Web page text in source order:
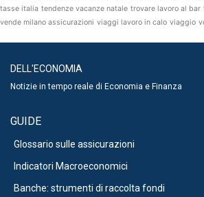
tasse italia tendenze vacanze natale trovare lavoro al bar
vende milano assicurazioni viaggi lavoro in calo viaggio
DELL'ECONOMIA
Notizie in tempo reale di Economia e Finanza
GUIDE
Glossario sulle assicurazioni
Indicatori Macroeconomici
Banche: strumenti di raccolta fondi